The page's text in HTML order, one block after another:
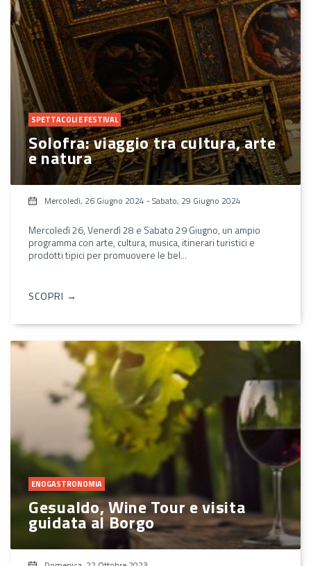
SPETTACOLI E FESTIVAL
Solofra: viaggio tra cultura, arte
e natura
Mercoledì, 26 Giugno 2024 -Sabato, 29 Giugno 2024
Mercoledì 26, Venerdì 28 e Sabato 29 Giugno, un ampio
programma con arte, cultura, musica, itinerari turistici e
prodotti tipici per promuovere le bel...
SCOPRI →
ENOGASTRONOMIA
Gesualdo, Wine Tour e visita
guidata al Borgo